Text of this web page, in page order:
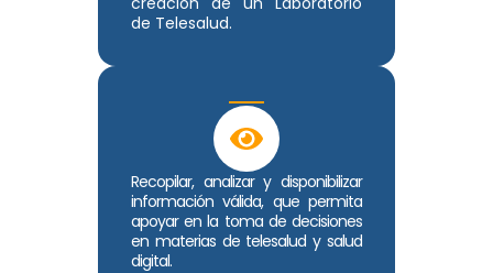
de Telesalud.
Recopilar, analizar y disponibilizar
información válida, que permita
apoyar en la toma de decisiones
en materias de telesalud y salud
digital.